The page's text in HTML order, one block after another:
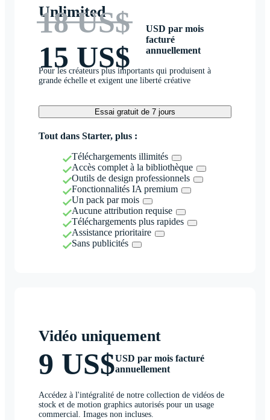
Unlimited
18 US$
15 US$
USD par mois
facturé
annuellement
Pour les créateurs plus importants qui produisent à
grande échelle et exigent une liberté créative
Essai gratuit de 7 jours
Tout dans Starter, plus :
Téléchargements illimités
Accès complet à la bibliothèque
Outils de design professionnels
Fonctionnalités IA premium
Un pack par mois
Aucune attribution requise
Téléchargements plus rapides
Assistance prioritaire
Sans publicités
Vidéo uniquement
9 US$USD par mois facturé
annuellement
Accédez à l'intégralité de notre collection de vidéos de
stock et de motion graphics autorisés pour un usage
commercial. Images non incluses.